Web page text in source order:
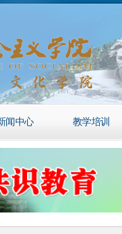
闻中心 教学培训